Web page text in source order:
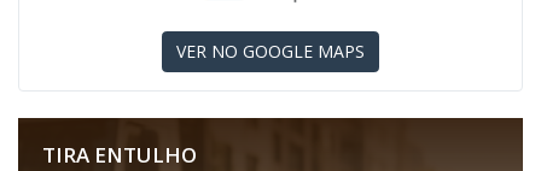
VER NO GOOGLE MAPS
TIRA ENTULHO